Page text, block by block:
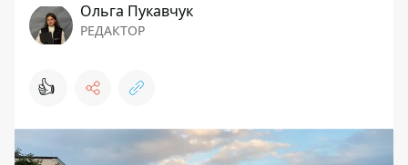
Ольга Пукавчук
РЕДАКТОР
👍